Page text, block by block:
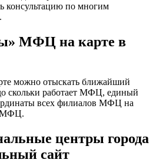
консультацию по многим
МФЦ на карте в
можно отыскать ближайший
скольки работает МФЦ, единый
всех филиалов МФЦ на
МФЦ.
центры города
сайт